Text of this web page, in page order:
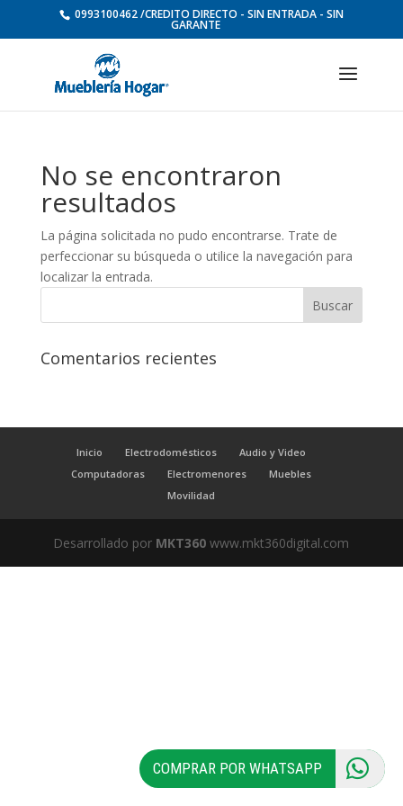
0993100462 /CREDITO DIRECTO - SIN ENTRADA - SIN
GARANTE
No se encontraron
resultados
La página solicitada no pudo encontrarse. Trate de
perfeccionar su búsqueda o utilice la navegación para
localizar la entrada.
Comentarios recientes
Inicio Electrodomésticos
Audio y Video
Computadoras
Electromenores
Muebles
Movilidad
Desarrollado por MKT360 www.mkt360digital.com
COMPRAR POR WHATSAPP